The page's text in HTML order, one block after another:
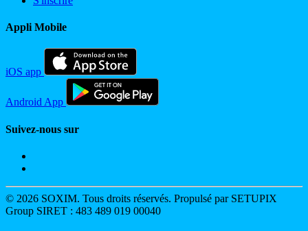
Appli Mobile
iOS app
Android App
Suivez-nous sur
© 2026 SOXIM. Tous droits réservés. Propulsé par SETUPIX
Group SIRET : 483 489 019 00040